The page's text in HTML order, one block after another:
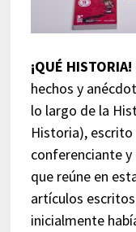
¡QUÉ HISTORIA!
hechos y
lo largo de la
Historia), escrito
conferenciante
que reúne en
artículos
inicialmente